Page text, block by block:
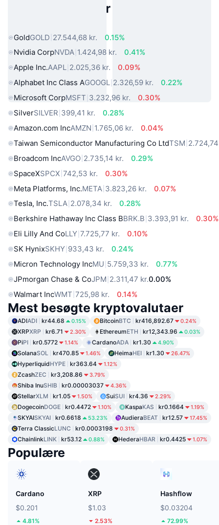
Populære aktiver fra den virkelige
GoldGOLD 27.544,68 kr.
0.15%
Nvidia CorpNVDA 1.424,98 kr.
0.41%
Apple Inc.AAPL 2.025,36 kr.
0.09%
Alphabet Inc Class AGOOGL 2.326,59 kr.
0.22%
Microsoft CorpMSFT 3.232,96 kr.
0.30%
SilverSILVER 399,41 kr.
0.28%
Amazon.com IncAMZN 1.765,06 kr.
0.04%
Taiwan Semiconductor Manufacturing Co LtdTSM
Broadcom IncAVGO 2.735,14 kr.
0.29%
SpaceXSPCX 742,53 kr.
0.30%
Meta Platforms, Inc.META 3.823,26 kr.
0.07%
Tesla, Inc.TSLA 2.078,34 kr.
0.28%
Berkshire Hathaway Inc Class BBRK.B 3.393,91 kr.
0.30%
Eli Lilly And CoLLY 7.725,77 kr.
0.10%
SK HynixSKHY 933,43 kr.
0.24%
Micron Technology IncMU 5.759,33 kr.
0.77%
JPmorgan Chase & CoJPM 2.311,47 kr.0.00%
Walmart IncWMT 725,98 kr. 0.14%
Mest besøgte kryptovalutaer
ADIADI kr44.68 0.15% BitcoinBTC kr416,892.67 0.24%
XRPXRP kr6.71 2.30% EthereumETH kr12,343.96 0.03%
PiPI kr0.5772 1.14% CardanoADA kr1.30 4.90%
SolanaSOL kr470.85 1.46% HeimaHEI kr1.30 26.47%
HyperliquidHYPE kr363.64 1.12%
ZcashZEC kr3,208.86 3.79%
Shiba InuSHIB kr0.00003037 4.36%
StellarXLM kr1.05 1.50% SuiSUI kr4.36 2.29%
DogecoinDOGE kr0.4472 1.10% KaspaKAS kr0.1664 1.19%
SKYAISKYAI kr0.6618 53.23% AudieraBEAT kr12.57 17.45%
Terra ClassicLUNC kr0.0003198 0.31%
ChainlinkLINK kr53.12 0.88% HederaHBAR kr0.4425 1.07%
Populære
Cardano
$0.201
4.81%
XRP
$1.03
2.53%
Hashflow
$0.03204
72.99%